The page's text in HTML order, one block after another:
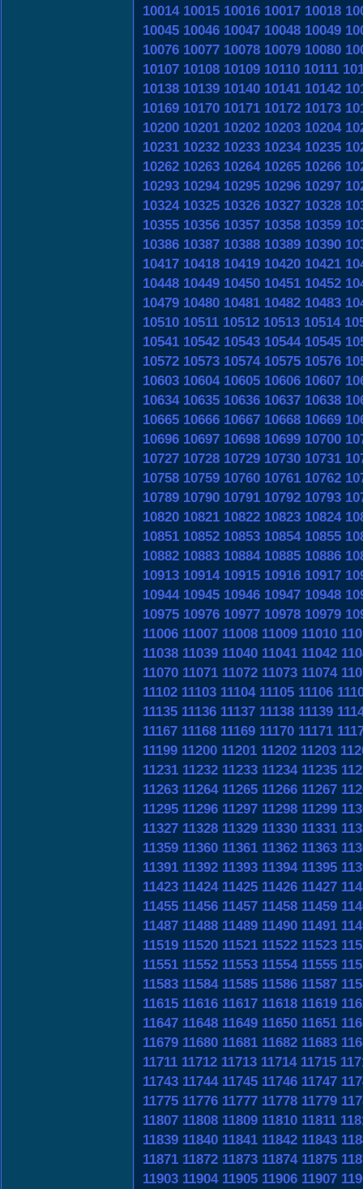
10014 10015 10016 10017 10018
10045 10046 10047 10048 10049
10076 10077 10078 10079 10080
10107 10108 10109 10110 10111
10138 10139 10140 10141 10142
10169 10170 10171 10172 10173
10200 10201 10202 10203 10204
10231 10232 10233 10234 10235
10262 10263 10264 10265 10266
10293 10294 10295 10296 10297
10324 10325 10326 10327 10328
10355 10356 10357 10358 10359
10386 10387 10388 10389 10390
10417 10418 10419 10420 10421
10448 10449 10450 10451 10452
10479 10480 10481 10482 10483
10510 10511 10512 10513 10514
10541 10542 10543 10544 10545
10572 10573 10574 10575 10576
10603 10604 10605 10606 10607
10634 10635 10636 10637 10638
10665 10666 10667 10668 10669
10696 10697 10698 10699 10700
10727 10728 10729 10730 10731
10758 10759 10760 10761 10762
10789 10790 10791 10792 10793
10820 10821 10822 10823 10824
10851 10852 10853 10854 10855
10882 10883 10884 10885 10886
10913 10914 10915 10916 10917
10944 10945 10946 10947 10948
10975 10976 10977 10978 10979
11006 11007 11008 11009 11010
11038 11039 11040 11041 11042
11070 11071 11072 11073 11074
11102 11103 11104 11105 11106
11135 11136 11137 11138 11139
11167 11168 11169 11170 11171
11199 11200 11201 11202 11203
11231 11232 11233 11234 11235
11263 11264 11265 11266 11267
11295 11296 11297 11298 11299
11327 11328 11329 11330 11331
11359 11360 11361 11362 11363
11391 11392 11393 11394 11395
11423 11424 11425 11426 11427
11455 11456 11457 11458 11459
11487 11488 11489 11490 11491
11519 11520 11521 11522 11523
11551 11552 11553 11554 11555
11583 11584 11585 11586 11587
11615 11616 11617 11618 11619
11647 11648 11649 11650 11651
11679 11680 11681 11682 11683
11711 11712 11713 11714 11715
11743 11744 11745 11746 11747
11775 11776 11777 11778 11779
11807 11808 11809 11810 11811
11839 11840 11841 11842 11843
11871 11872 11873 11874 11875
11903 11904 11905 11906 11907